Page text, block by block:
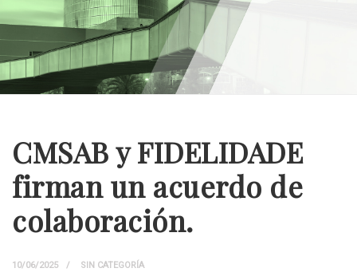
CMSAB y FIDELIDADE
firman un acuerdo de
colaboración.
10/06/2025 SIN CATEGORÍA